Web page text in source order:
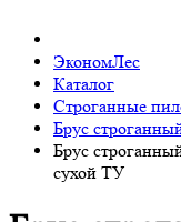
ЭкономЛес
Каталог
Строганные
Брус
Брус
сухой ТУ